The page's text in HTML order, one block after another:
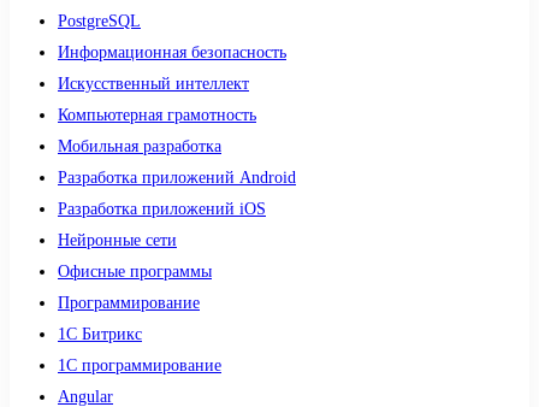
PostgreSQL
Информационная безопасность
Искусственный интеллект
Компьютерная грамотность
Мобильная разработка
Разработка приложений Android
Разработка приложений iOS
Нейронные сети
Офисные программы
Программирование
1С Битрикс
1С программирование
Angular